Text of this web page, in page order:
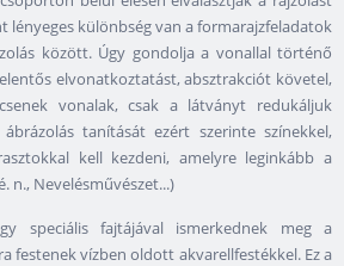
lényeges különbség van a formarajzfeladatok
között. Úgy gondolja a vonallal történő
elvonatkoztatást, absztrakciót követel,
vonalak, csak a látványt redukáljuk
tanítását ezért szerinte színekkel,
kell kezdeni, amelyre leginkább a
n., Nevelésművészet...)
speciális fajtájával ismerkednek meg a
festenek vízben oldott akvarellfestékkel. Ez a